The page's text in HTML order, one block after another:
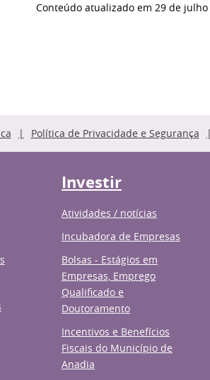
Conteúdo atualizado em 29 de julho
Política de Privacidade e Segurança
Investir
Atividades / notícias
Incubadora de Empresas
Bolsas - Estágios em
Empresas, Emprego
Qualificado e
Doutoramento
Incentivos e Benefícios
Fiscais do Município de
Anadia